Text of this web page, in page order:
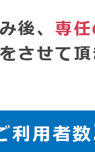
後、 専
をさせて頂
利用者数